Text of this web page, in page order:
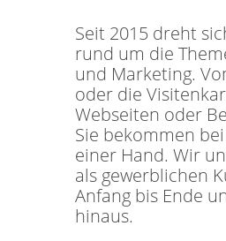
Seit 2015 dreht
rund um die
und Marketing.
oder die
Webseiten oder
Sie bekommen
einer Hand. Wir
als gewerblichen
Anfang bis Ende
hinaus.